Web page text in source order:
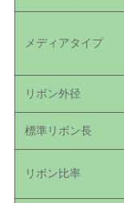
メディアタイプ
リボン外径
標準リボン長
リボン比率